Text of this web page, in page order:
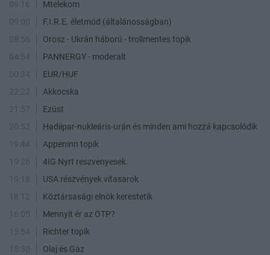
09:16
Mtelekom
09:00
F.I.R.E. életmód (általánosságban)
08:56
Orosz - Ukrán háború - trollmentes topik
04:54
PANNERGY - moderalt
00:34
EUR/HUF
22:22
Akkocska
21:57
Ezüst
20:52
Hadiipar-nukleáris-urán és minden ami hozzá kapcsolódik
19:44
Appeninn topik
19:26
4IG Nyrt reszvenyesek.
19:18
USA részvények vitasarok
18:12
Köztársasági elnök kerestetik
16:05
Mennyit ér az OTP?
15:54
Richter topik
15:30
Olaj és Gáz